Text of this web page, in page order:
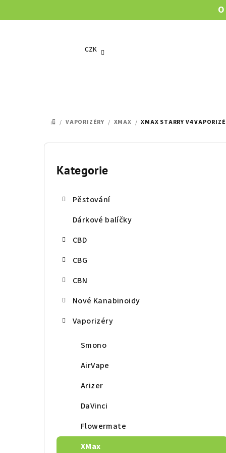
na
CZK
DOMŮ
/ VAPORIZÉRY / XMAX / XMAX STARRY V4
P
Přeskočit
Kategorie
Pěstování
Dárkové balíčky
CBD
CBG
CBN
Nové Kanabinoidy
Vaporizéry
Smono
AirVape
Arizer
DaVinci
Flowermate
XMax